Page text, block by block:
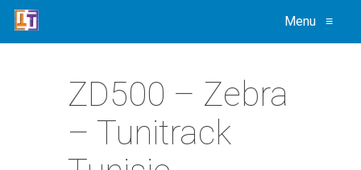
Menu ≡
ZD500 – Zebra
– Tunitrack